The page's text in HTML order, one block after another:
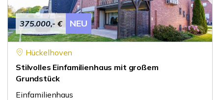
375.000,- € NEU
Hückelhoven
Stilvolles Einfamilienhaus mit großem
Grundstück
Einfamilienhaus